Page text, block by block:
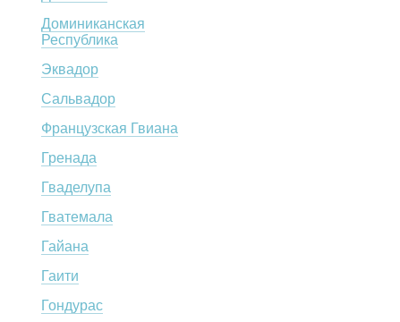
Доминиканская
Республика
Эквадор
Сальвадор
Французская Гвиана
Гренада
Гваделупа
Гватемала
Гайана
Гаити
Гондурас